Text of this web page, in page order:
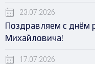
23.07.2026
Поздравляем с днём
Михайловича!
17.07.2026